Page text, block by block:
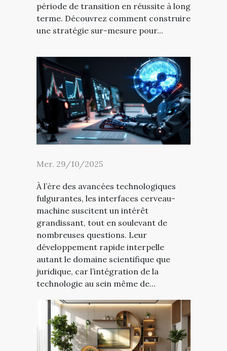
période de transition en réussite à long
terme. Découvrez comment construire
une stratégie sur-mesure pour...
Mer. 29/10/2025
À l’ère des avancées technologiques
fulgurantes, les interfaces cerveau-
machine suscitent un intérêt
grandissant, tout en soulevant de
nombreuses questions. Leur
développement rapide interpelle
autant le domaine scientifique que
juridique, car l’intégration de la
technologie au sein même de...